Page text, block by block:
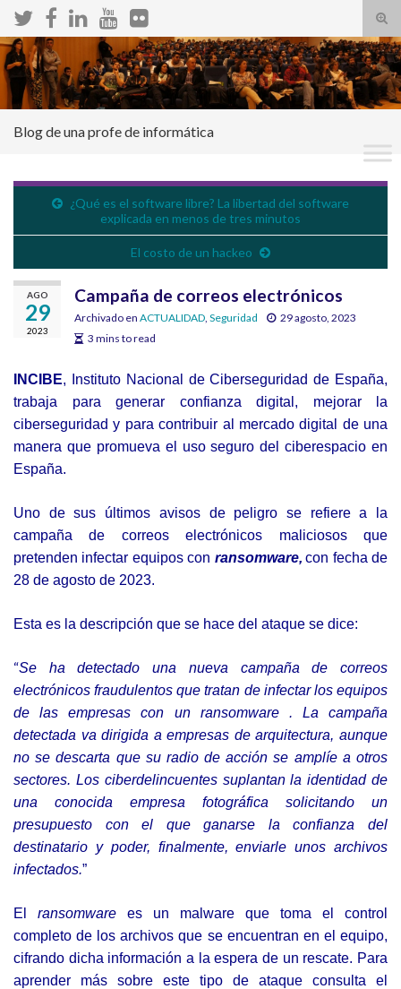
el
de
Search for:
Blog de una profe de informática
¿Qué es el software libre? La libertad del software
explicada en menos de tres minutos
El costo de un hackeo
AGO
29
2023
Campaña de correos electrónicos
Archivado en ACTUALIDAD Seguridad
29 agosto, 2023
3 mins to read
INCIBE, Instituto Nacional de Ciberseguridad de España,
trabaja para generar confianza digital, mejorar la
ciberseguridad y para contribuir al mercado digital de una
manera que promueva el uso seguro del ciberespacio en
España.
Uno de sus últimos avisos de peligro se refiere a la
campañade correos electrónicos maliciosos que
pretenden infectar equipos con ransomware, con fecha de
28 de agosto de 2023.
Esta es la descripción que se hace del ataque se dice:
“Se ha detectado una nueva campaña de correos
electrónicos fraudulentos que tratan de infectar los equipos
de las empresas con un ransomware . La campaña
detectada va dirigida a empresas de arquitectura, aunque
no se descarta que su radio de acción se amplíe a otros
sectores. Los ciberdelincuentes suplantan la identidad de
una conocida empresa fotográfica solicitando un
presupuesto con el que ganarse la confianza del
destinatario y poder, finalmente, enviarle unos archivos
infectados.”
E ransomware es un malware que toma el control
completo de los archivos que se encuentran en el equipo,
cifrando dicha información a la espera de un rescate. Para
aprender más sobre este tipo de ataque consulta el